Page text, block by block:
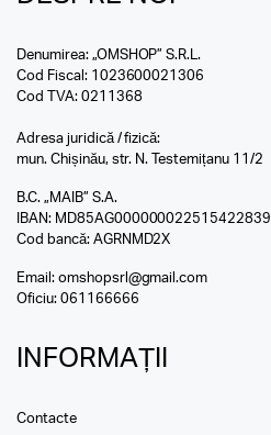
Denumirea: „OMSHOP” S.R.L.
Cod Fiscal: 1023600021306
Cod TVA: 0211368
Adresa juridică / fizică:
mun. Chișinău, str. N. Testemițanu 11/2
B.C. „MAIB” S.A.
IBAN: MD85AG000000022515422839
Cod bancă: AGRNMD2X
Email: omshopsrl@gmail.com
Oficiu: 061166666
INFORMAȚII
Contacte